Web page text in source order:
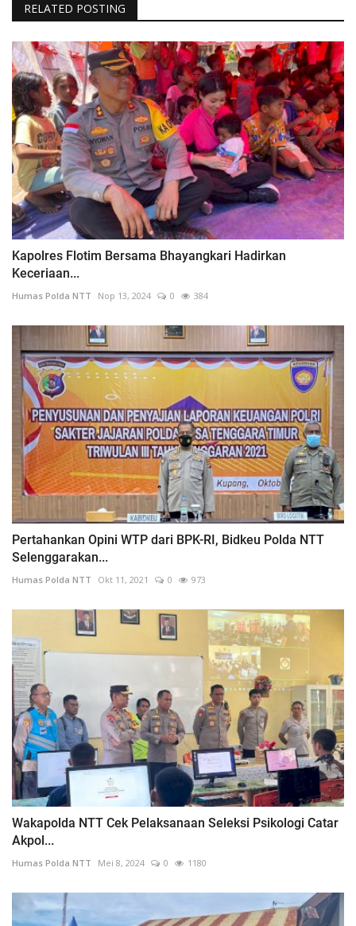
RELATED POSTING
Kapolres Flotim Bersama Bhayangkari Hadirkan
Keceriaan...
Humas Polda NTT Nop 13, 2024 0 384
Pertahankan Opini WTP dari BPK-RI, Bidkeu Polda NTT
Selenggarakan...
Humas Polda NTT Okt 11, 2021 0 973
Wakapolda NTT Cek Pelaksanaan Seleksi Psikologi Catar
Akpol...
Humas Polda NTT Mei 8, 2024 0 1180